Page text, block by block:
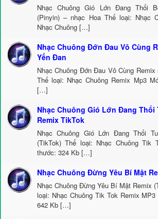
Nhạc Chuông Gió Lớn Đang Thổi
(Pinyin) – nhạc Hoa Thể loại: Nhạc
Nhạc Chuông […]
Nhạc Chuông Đớn Đau Vô Cùng
Yến Đan
Nhạc Chuông Đớn Đau Vô Cùng
Thể loại: Nhạc Chuông Remix Mp3
[…]
Nhạc Chuông Gió Lớn Đang Thổi
Remix TikTok
Nhạc Chuông Gió Lớn Đang Thổi
(TikTok) Thể loại: Nhạc Chuông Tik
thước: 324 Kb […]
Nhạc Chuông Đừng Yêu Bí Mật
Nhạc Chuông Đừng Yêu Bí Mật Remix
loại: Nhạc Chuông Tik Tok Remix
642 Kb […]